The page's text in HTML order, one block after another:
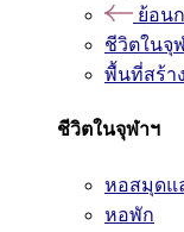
ย้อน
ชีวิตในจุ
พื้นที่สร้า
ชีวิตในจุฬาฯ
หอสมุดแ
หอพัก